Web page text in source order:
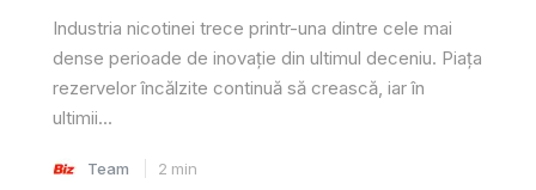
Industria nicotinei trece printr-una dintre cele mai
dense perioade de inovație din ultimul deceniu. Piața
rezervelor încălzite continuă să crească, iar în
ultimii...
Team 2 min